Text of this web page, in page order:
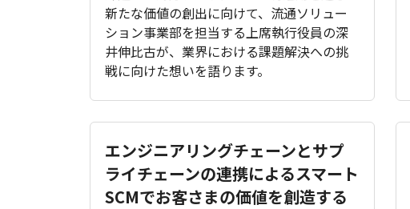
新たな価値の創出に向けて、流通ソリュー
ション事業部を担当する上席執行役員の深
井伸比古が、業界における課題解決への挑
戦に向けた想いを語ります。
エンジニアリングチェーンとサプ
ライチェーンの連携によるスマート
SCMでお客さまの価値を創造する